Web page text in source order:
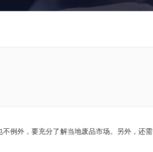
例外，要充分了解当地废品市场。另外，还需